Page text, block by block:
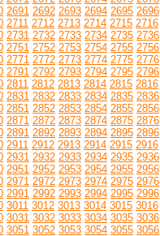
2691 2692 2693 2694 2695 2696
2711 2712 2713 2714 2715 2716
2731 2732 2733 2734 2735 2736
2751 2752 2753 2754 2755 2756
2771 2772 2773 2774 2775 2776
2791 2792 2793 2794 2795 2796
2811 2812 2813 2814 2815 2816
2831 2832 2833 2834 2835 2836
2851 2852 2853 2854 2855 2856
2871 2872 2873 2874 2875 2876
2891 2892 2893 2894 2895 2896
2911 2912 2913 2914 2915 2916
2931 2932 2933 2934 2935 2936
2951 2952 2953 2954 2955 2956
2971 2972 2973 2974 2975 2976
2991 2992 2993 2994 2995 2996
3011 3012 3013 3014 3015 3016
3031 3032 3033 3034 3035 3036
3051 3052 3053 3054 3055 3056